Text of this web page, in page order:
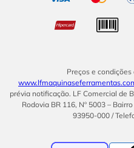
Preços e
prévia notificação. LF Comercial de
Rodovia BR 116, Nº 5003 –
93950-000 /